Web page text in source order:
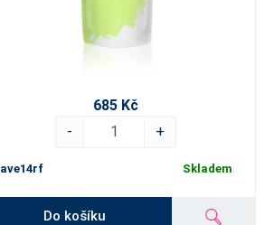
685 Kč
-
+
ave14rf Skladem
Do košíku